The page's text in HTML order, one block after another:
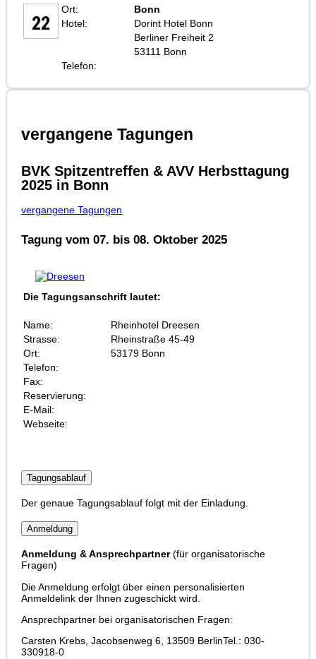
22
Ort:
Bonn
Hotel:
Dorint Hotel Bonn
Berliner Freiheit 2
53111 Bonn
Telefon:
vergangene Tagungen
BVK Spitzentreffen & AVV Herbsttagung
2025 in Bonn
vergangene Tagungen
Tagung vom 07. bis 08. Oktober 2025
Die Tagungsanschrift lautet:
Name:
Rheinhotel Dreesen
Strasse:
Rheinstraße 45-49
Ort:
53179 Bonn
Telefon:
Fax:
Reservierung:
E-Mail:
Webseite:
Tagungsablauf
Der genaue Tagungsablauf folgt mit der Einladung.
Anmeldung
Anmeldung & Ansprechpartner(für organisatorische
Fragen)
Die Anmeldung erfolgt über einen personalisierten
Anmeldelink der Ihnen zugeschickt wird.
Ansprechpartner bei organisatorischen Fragen:
Carsten Krebs, Jacobsenweg 6, 13509 BerlinTel.: 030-
330918-0